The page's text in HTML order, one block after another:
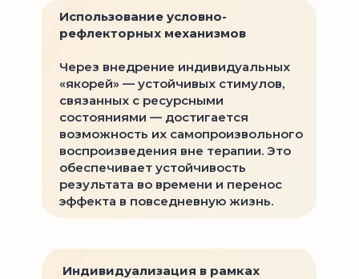
Использование условно-
рефлекторных механизмов
Через внедрение индивидуальных
«якорей» — устойчивых стимулов,
связанных с ресурсными
состояниями — достигается
возможность их самопроизвольного
воспроизведения вне терапии. Это
обеспечивает устойчивость
результата во времени и перенос
эффекта в повседневную жизнь.
Индивидуализация в рамках